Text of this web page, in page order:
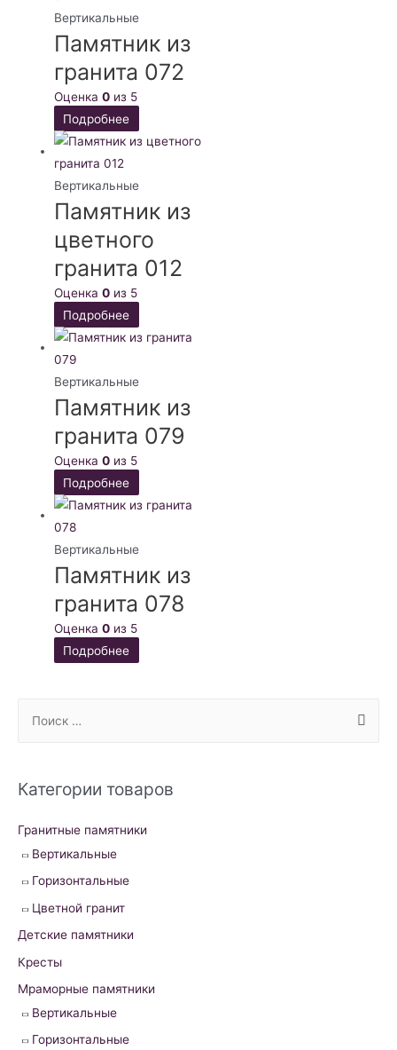
Вертикальные
Памятник из
гранита 072
Оценка0 из 5
Подробнее
Вертикальные
Памятник из
цветного
гранита 012
Оценка0 из 5
Подробнее
Вертикальные
Памятник из
гранита 079
Оценка0 из 5
Подробнее
Вертикальные
Памятник из
гранита 078
Оценка0 из 5
Подробнее
r
h
Категории товаров
Гранитные памятники
Вертикальные
Горизонтальные
Цветной гранит
Детские памятники
Кресты
Мраморные памятники
Вертикальные
Горизонтальные